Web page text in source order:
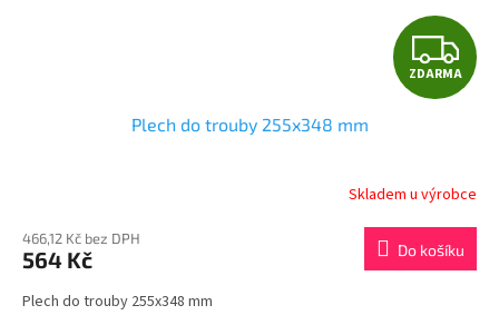
Z
D
R
M
A
ZDARMA
Plech do trouby 255x348 mm
Skladem u výrobce
466,12 Kč bez DPH
564 Kč Do košíku
Plech do trouby 255x348 mm